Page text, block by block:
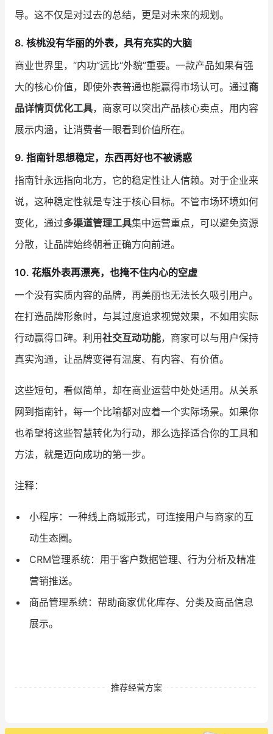
导。这不仅是对过去的总结，更是对未来的规划。
8. 核桃没有华丽的外表，具有充实的大脑
商业世界里，“内功”远比“外貌”重要。一款产品如果有强
大的核心价值，即使外表普通也能赢得市场认可。通过商
品详情页优化工具，商家可以突出产品核心卖点，用内容
展示内涵，让消费者一眼看到价值所在。
9. 指南针思想稳定，东西再好也不被诱惑
指南针永远指向北方，它的稳定性让人信赖。对于企业来
说，这种稳定性就是专注于核心目标。不管市场环境如何
变化，通过多渠道管理工具集中运营重点，可以避免资源
分散，让品牌始终朝着正确方向前进。
10. 花瓶外表再漂亮，也掩不住内心的空虚
一个没有实质内容的品牌，再美丽也无法长久吸引用户。
在打造品牌形象时，与其过度追求视觉效果，不如用实际
行动赢得口碑。利用社交互动功能，商家可以与用户保持
真实沟通，让品牌变得有温度、有内容、有价值。
这些短句，看似简单，却在商业运营中处处适用。从关系
网到指南针，每一个比喻都对应着一个实际场景。如果你
也希望将这些智慧转化为行动，那么选择适合你的工具和
方法，就是迈向成功的第一步。
注释：
小程序：一种线上商城形式，可连接用户与商家的互
动生态圈。
CRM管理系统：用于客户数据管理、行为分析及精准
营销推送。
商品管理系统：帮助商家优化库存、分类及商品信息
展示。
推荐经营方案